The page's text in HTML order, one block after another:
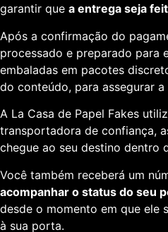
garantir que a entrega seja
Após a confirmação do
processado e preparado para
embaladas em pacotes
do conteúdo, para assegurar
A La Casa de Papel Fakes
transportadora de confiança,
chegue ao seu destino dentro
Você também receberá um
acompanhar o status do seu
desde o momento em que ele
à sua porta.